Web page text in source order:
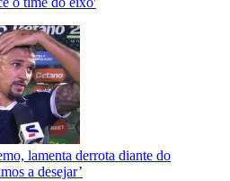
lamenta derrota diante do
a desejar’